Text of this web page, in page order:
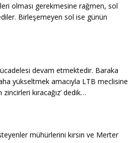
olması gerekmesine rağmen, sol
Birleşemeyen sol ise günün
devam etmektedir. Baraka
yükseltmek amacıyla LTB meclisine
kıracağız’ dedik…
mühürlerini kırsın ve Merter